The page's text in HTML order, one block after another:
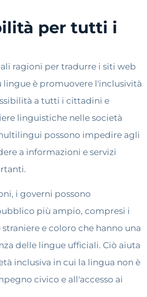
per tutti i
ragioni per tradurre i siti web
è promuovere l'inclusività
a tutti i cittadini e
linguistiche nelle società
possono impedire agli
a informazioni e servizi
i governi possono
più ampio, compresi i
e coloro che hanno una
delle lingue ufficiali. Ciò aiuta
inclusiva in cui la lingua non è
civico e all'accesso ai